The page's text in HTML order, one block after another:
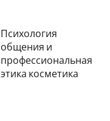
Психология
общения и
профессиональная
этика косметика